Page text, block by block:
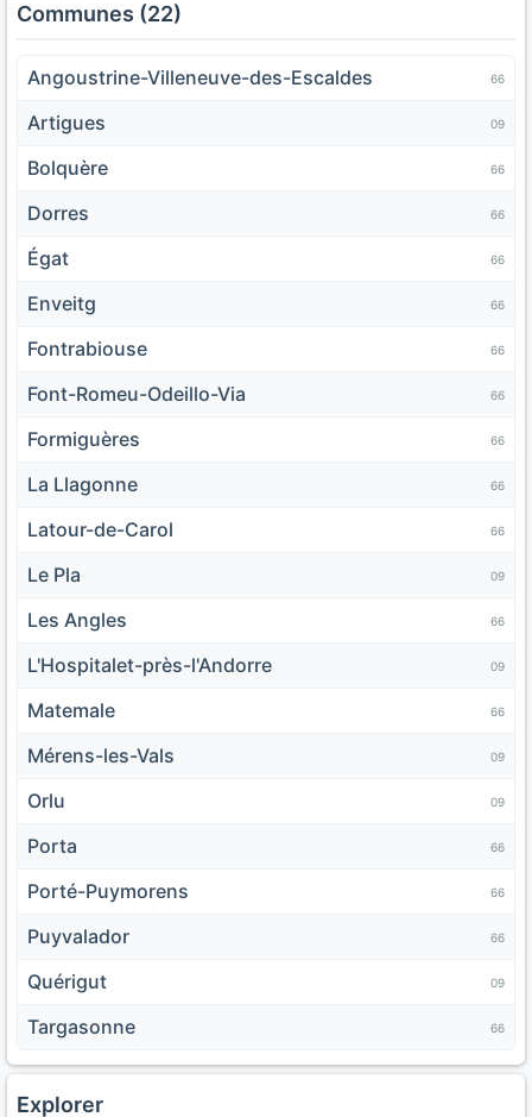
Communes (22)
Angoustrine-Villeneuve-des-Escaldes 66
Artigues 09
Bolquère 66
Dorres 66
Égat 66
Enveitg 66
Fontrabiouse 66
Font-Romeu-Odeillo-Via 66
Formiguères 66
La Llagonne 66
Latour-de-Carol 66
Le Pla 09
Les Angles 66
L'Hospitalet-près-l'Andorre 09
Matemale 66
Mérens-les-Vals 09
Orlu 09
Porta 66
Porté-Puymorens 66
Puyvalador 66
Quérigut 09
Targasonne 66
Explorer